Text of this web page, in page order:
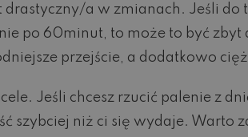
drastyczny/a w zmianach. Jeśli do
po 60minut, to może to być
przejście, a dodatkowo
Jeśli chcesz rzucić palenie z
szybciej niż ci się wydaje. Warto